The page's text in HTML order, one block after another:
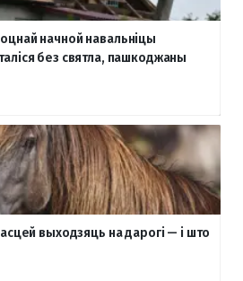
начной навальніцы
без святла, пашкоджаны
выходзяць на дарогі — і што